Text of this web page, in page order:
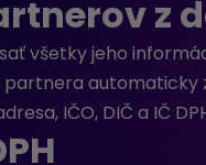
z
všetky jeho
IČO, DIČ a IČ